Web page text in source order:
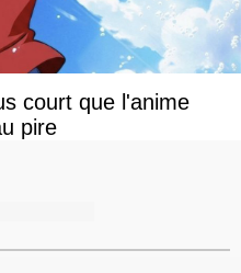
court que l'anime
pire